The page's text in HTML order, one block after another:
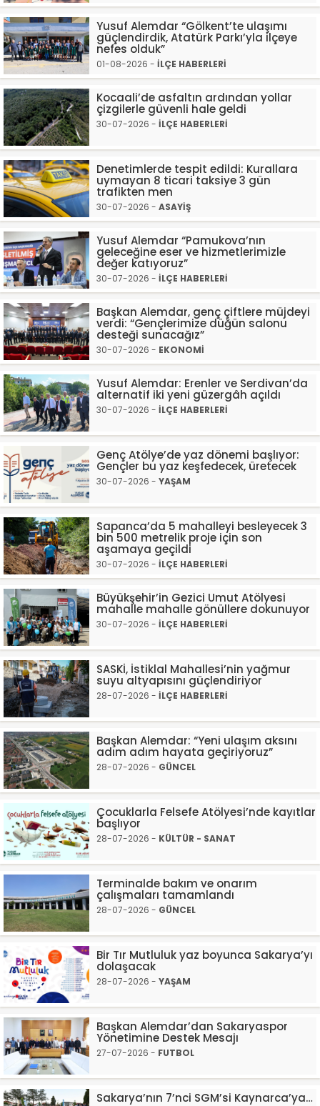
Yusuf Alemdar “Gölkent’te ulaşımı
güçlendirdik, Atatürk Parkı’yla ilçeye
nefes olduk”
01-08-2026 - İLÇE HABERLERİ
Kocaali’de asfaltın ardından yollar
çizgilerle güvenli hale geldi
30-07-2026 - İLÇE HABERLERİ
Denetimlerde tespit edildi: Kurallara
uymayan 8 ticari taksiye 3 gün
trafikten men
30-07-2026 - ASAYİŞ
Yusuf Alemdar “Pamukova’nın
geleceğine eser ve hizmetlerimizle
değer katıyoruz”
30-07-2026 - İLÇE HABERLERİ
Başkan Alemdar, genç çiftlere müjdeyi
verdi: “Gençlerimize düğün salonu
desteği sunacağız”
30-07-2026 - EKONOMİ
Yusuf Alemdar: Erenler ve Serdivan’da
alternatif iki yeni güzergâh açıldı
30-07-2026 - İLÇE HABERLERİ
Genç Atölye’de yaz dönemi başlıyor:
Gençler bu yaz keşfedecek, üretecek
30-07-2026 - YAŞAM
Sapanca’da 5 mahalleyi besleyecek 3
bin 500 metrelik proje için son
aşamaya geçildi
30-07-2026 - İLÇE HABERLERİ
Büyükşehir’in Gezici Umut Atölyesi
mahalle mahalle gönüllere dokunuyor
30-07-2026 - İLÇE HABERLERİ
SASKİ, İstiklal Mahallesi’nin yağmur
suyu altyapısını güçlendiriyor
28-07-2026 - İLÇE HABERLERİ
Başkan Alemdar: “Yeni ulaşım aksını
adım adım hayata geçiriyoruz”
28-07-2026 - GÜNCEL
Çocuklarla Felsefe Atölyesi’nde kayıtlar
başlıyor
28-07-2026 - KÜLTÜR - SANAT
Terminalde bakım ve onarım
çalışmaları tamamlandı
28-07-2026 - GÜNCEL
Bir Tır Mutluluk yaz boyunca Sakarya’yı
dolaşacak
28-07-2026 - YAŞAM
Başkan Alemdar’dan Sakaryaspor
Yönetimine Destek Mesajı
27-07-2026 - FUTBOL
Sakarya’nın 7’nci SGM’si Kaynarca’ya…